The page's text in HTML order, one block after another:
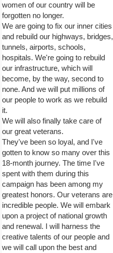
women of our country will be
forgotten no longer.
We are going to fix our inner cities
and rebuild our highways, bridges,
tunnels, airports, schools,
hospitals. We're going to rebuild
our infrastructure, which will
become, by the way, second to
none. And we will put millions of
our people to work as we rebuild
it.
We will also finally take care of
our great veterans.
They've been so loyal, and I've
gotten to know so many over this
18-month journey. The time I've
spent with them during this
campaign has been among my
greatest honors. Our veterans are
incredible people. We will embark
upon a project of national growth
and renewal. I will harness the
creative talents of our people and
we will call upon the best and